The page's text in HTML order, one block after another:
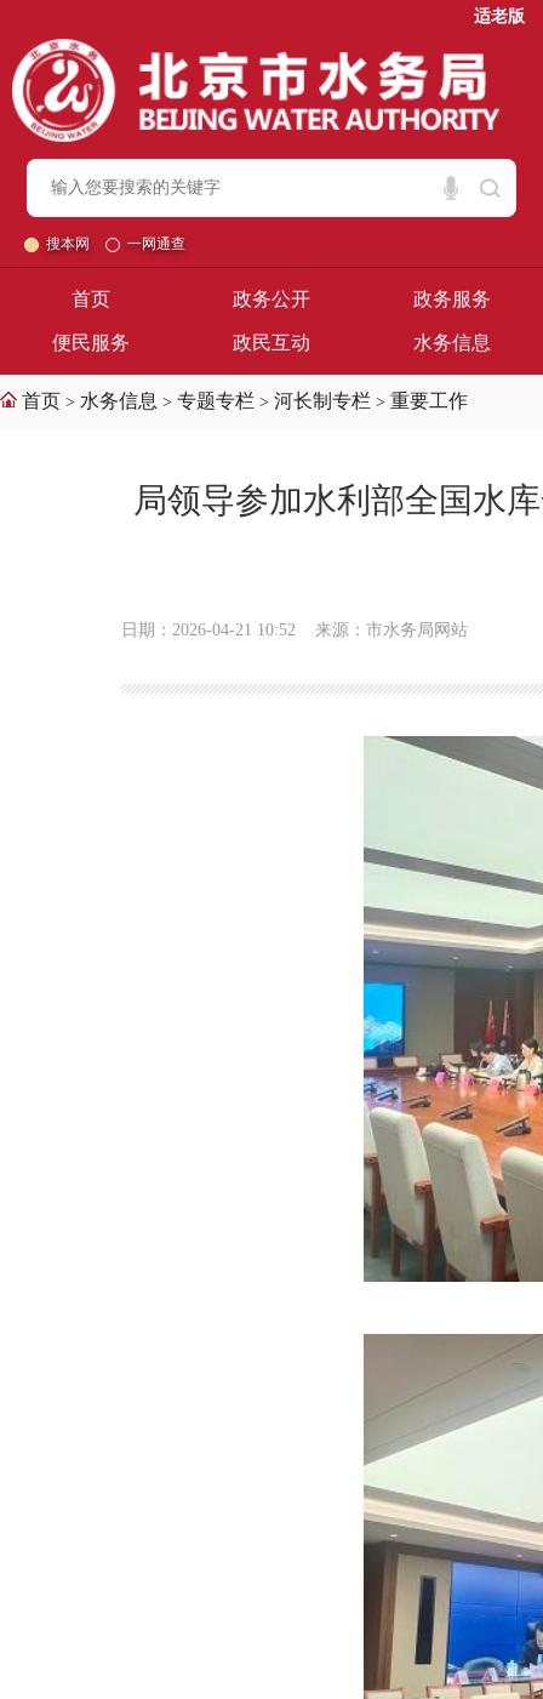
适老版
搜本网 一网通查
首页 政务公开 政务服务
便民服务 政民互动 水务信息
首页 > 水务信息 > 专题专栏 > 河长制专栏 > 重要工作
局领导参加水利部全国水
日期：2026-04-21 10:52 来源：市水务局网站